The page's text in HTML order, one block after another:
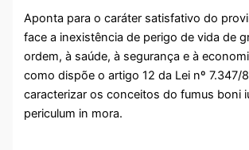
Aponta para o caráter satisfativo do
face a inexistência de perigo de vida de
ordem, à saúde, à segurança e à
como dispõe o artigo 12 da Lei nº 7.347/
caracterizar os conceitos do fumus boni
periculum in mora.